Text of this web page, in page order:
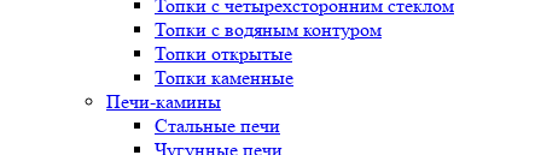
Топки с четырехсторонним стеклом
Топки с водяным контуром
Топки открытые
Топки каменные
Печи-камины
Стальные печи
Чугунные печи